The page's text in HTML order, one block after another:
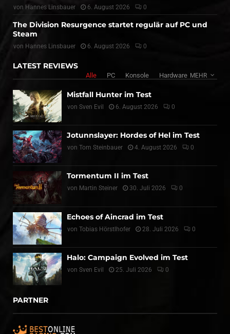
von Hannes Linsbauer 6. August 2026 0
The Division Resurgence startet regulär auf PC und
Steam
von Hannes Linsbauer 6. August 2026 0
LATEST REVIEWS
Alle PC Konsole Hardware MEHR
Mistfall Hunter im Test
von Sven Evil 6. August 2026 0
Jotunnslayer: Hordes of Hel im Test
von Tom Steinbauer 4. August 2026 0
Tormentum II im Test
von Martin Steiner 30. Juli 2026 0
Echoes of Aincrad im Test
von Tobias Hörstlhofer 28. Juli 2026 0
Halo: Campaign Evolved im Test
von Sven Evil 25. Juli 2026 0
PARTNER